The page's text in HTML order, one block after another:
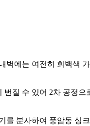
벽에는 여전히 회백색
번질 수 있어 2차 공정으
를 분사하여 풍암동 싱